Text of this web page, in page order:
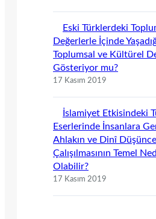
Eski Türklerdeki
Değerlerle İçinde
Toplumsal ve Kültürel
Gösteriyor mu?
17 Kasım 2019
İslamiyet Etkisindeki
Eserlerinde İnsanlara
Ahlakın ve Dinî
Çalışılmasının Temel
Olabilir?
17 Kasım 2019